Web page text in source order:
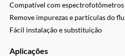
Compatível com espectrofotômetros
Remove impurezas e partículas do
Fácil instalação e substituição
Aplicações